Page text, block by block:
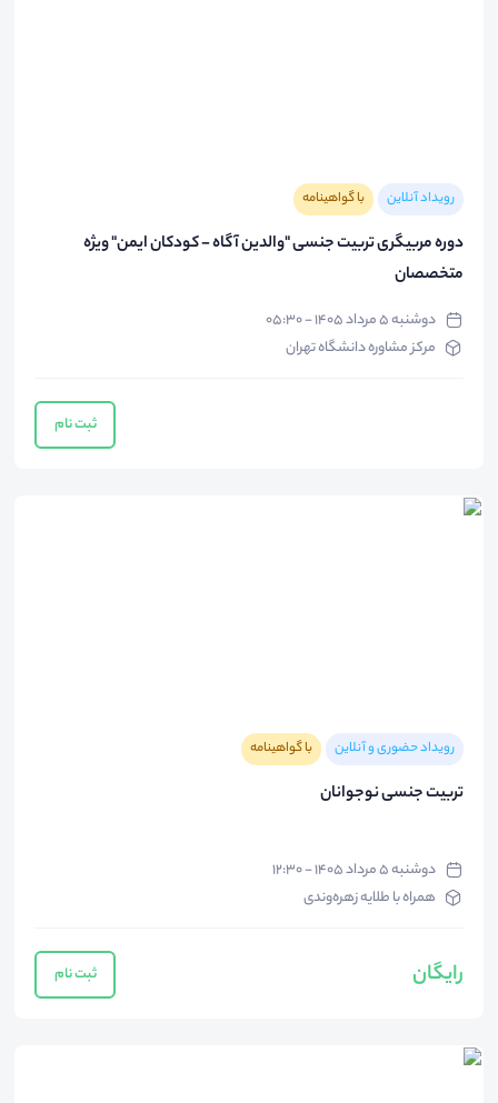
رویداد آنلاین با گواهینامه
دوره مربیگری تربیت جنسی "والدین آگاه - کودکان ایمن" ویژه
متخصصان
دوشنبه ۵ مرداد ۱۴۰۵ - ۰۵:۳۰
مرکز مشاوره دانشگاه تهران
ثبت نام
رویداد حضوری و آنلاین با گواهینامه
تربیت جنسی نوجوانان
دوشنبه ۵ مرداد ۱۴۰۵ - ۱۲:۳۰
همراه با طلایه زهره‌وندی
رایگان ثبت نام